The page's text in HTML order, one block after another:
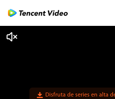
Disfruta de series en alta